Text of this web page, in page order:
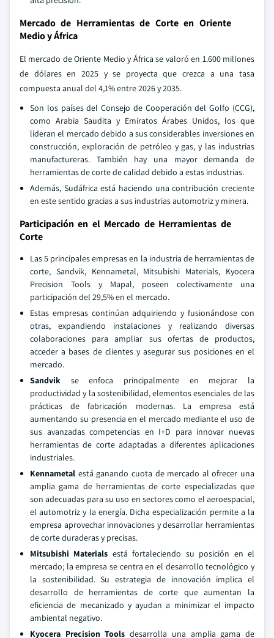
Mercado de Herramientas de Corte en Oriente
Medio y África
El mercado de Oriente Medio y África se valoró en 1.600 millones
de dólares en 2025 y se proyecta que crezca a una tasa
compuesta anual del 4,1% entre 2026 y 2035.
Son los países del Consejo de Cooperación del Golfo (CCG),
como Arabia Saudita y Emiratos Árabes Unidos, los que
lideran el mercado debido a sus considerables inversiones en
construcción, exploración de petróleo y gas, y las industrias
manufactureras. También hay una mayor demanda de
herramientas de corte de calidad debido a estas industrias.
Además, Sudáfrica está haciendo una contribución creciente
en este sentido gracias a sus industrias automotriz y minera.
Participación en el Mercado de Herramientas de
Corte
Las 5 principales empresas en la industria de herramientas de
corte, Sandvik, Kennametal, Mitsubishi Materials, Kyocera
Precision Tools y Mapal, poseen colectivamente una
participación del 29,5% en el mercado.
Estas empresas continúan adquiriendo y fusionándose con
otras, expandiendo instalaciones y realizando diversas
colaboraciones para ampliar sus ofertas de productos,
acceder a bases de clientes y asegurar sus posiciones en el
mercado.
Sandvik se enfoca principalmente en mejorar la
productividad y la sostenibilidad, elementos esenciales de las
prácticas de fabricación modernas. La empresa está
aumentando su presencia en el mercado mediante el uso de
sus avanzadas competencias en I+D para innovar nuevas
herramientas de corte adaptadas a diferentes aplicaciones
industriales.
Kennametal está ganando cuota de mercado al ofrecer una
amplia gama de herramientas de corte especializadas que
son adecuadas para su uso en sectores como el aeroespacial,
el automotriz y la energía. Dicha especialización permite a la
empresa aprovechar innovaciones y desarrollar herramientas
de corte duraderas y precisas.
Mitsubishi Materials está fortaleciendo su posición en el
mercado; la empresa se centra en el desarrollo tecnológico y
la sostenibilidad. Su estrategia de innovación implica el
desarrollo de herramientas de corte que aumentan la
eficiencia de mecanizado y ayudan a minimizar el impacto
ambiental negativo.
Kyocera Precision Tools desarrolla una amplia gama de